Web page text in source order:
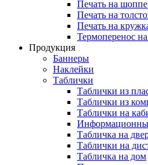
Печать на
Печать на
Печать на
Термоперенос
Продукция
Баннеры
Наклейки
Таблички
Таблички из
Таблички из
Таблички на
Табличка на
Таблички на
Табличка на дом